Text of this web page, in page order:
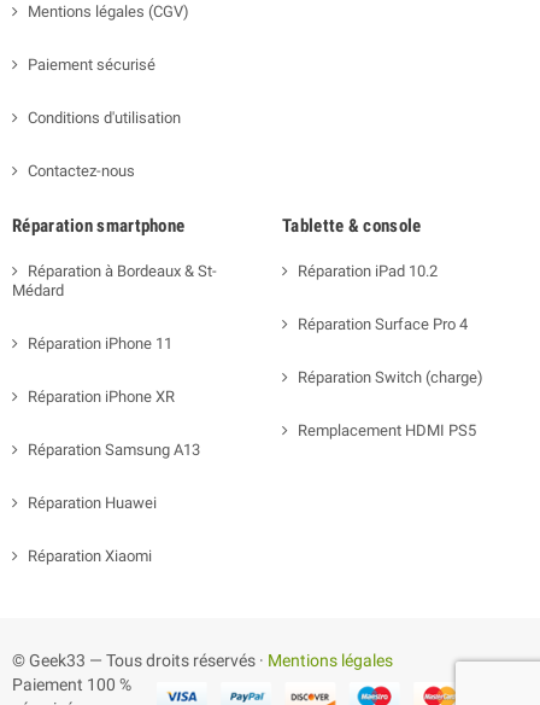
Mentions légales (CGV)
Paiement sécurisé
Conditions d'utilisation
Contactez-nous
Réparation smartphone
Réparation à Bordeaux & St-
Médard
Réparation iPhone 11
Réparation iPhone XR
Réparation Samsung A13
Réparation Huawei
Réparation Xiaomi
Tablette & console
Réparation iPad 10.2
Réparation Surface Pro 4
Réparation Switch (charge)
Remplacement HDMI PS5
© Geek33 — Tous droits réservés · Mentions légales
Paiement 100 %